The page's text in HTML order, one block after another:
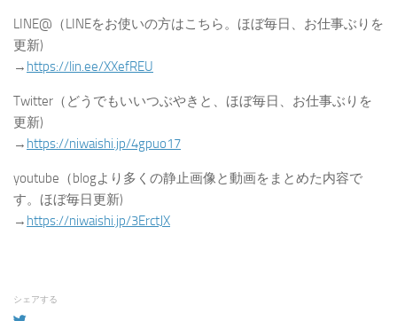
LINE@（LINEをお使いの方はこちら。ほぼ毎日、お仕事ぶりを
更新)
→ https://lin.ee/XXefREU
Twitter（どうでもいいつぶやきと、ほぼ毎日、お仕事ぶりを
更新)
→ https://niwaishi.jp/4gpuo17
youtube（blogより多くの静止画像と動画をまとめた内容で
す。ほぼ毎日更新)
→ https://niwaishi.jp/3ErctJX
シェアする